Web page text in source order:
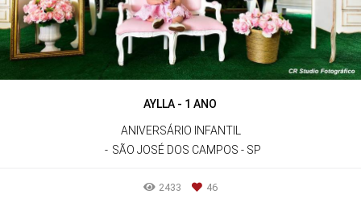
AYLLA - 1 ANO
ANIVERSÁRIO INFANTIL
SÃO JOSÉ DOS CAMPOS - SP
2433 46